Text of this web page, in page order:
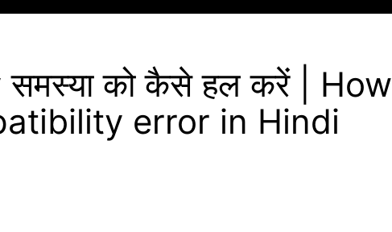
समस्या को कैसे हल करें | How
error in Hindi